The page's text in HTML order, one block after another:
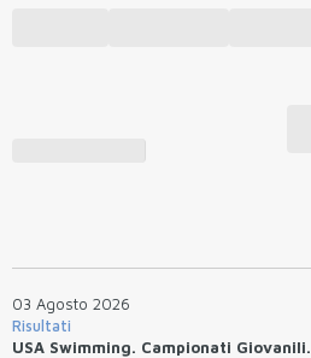
03 Agosto 2026
Risultati
USA Swimming. Campionati Giovanili.